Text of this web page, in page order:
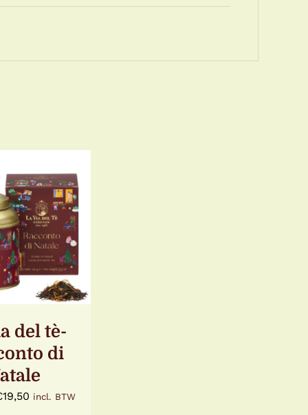
DETAILS
del tè-
di
19,50Prijsklasse:
incl. BTW